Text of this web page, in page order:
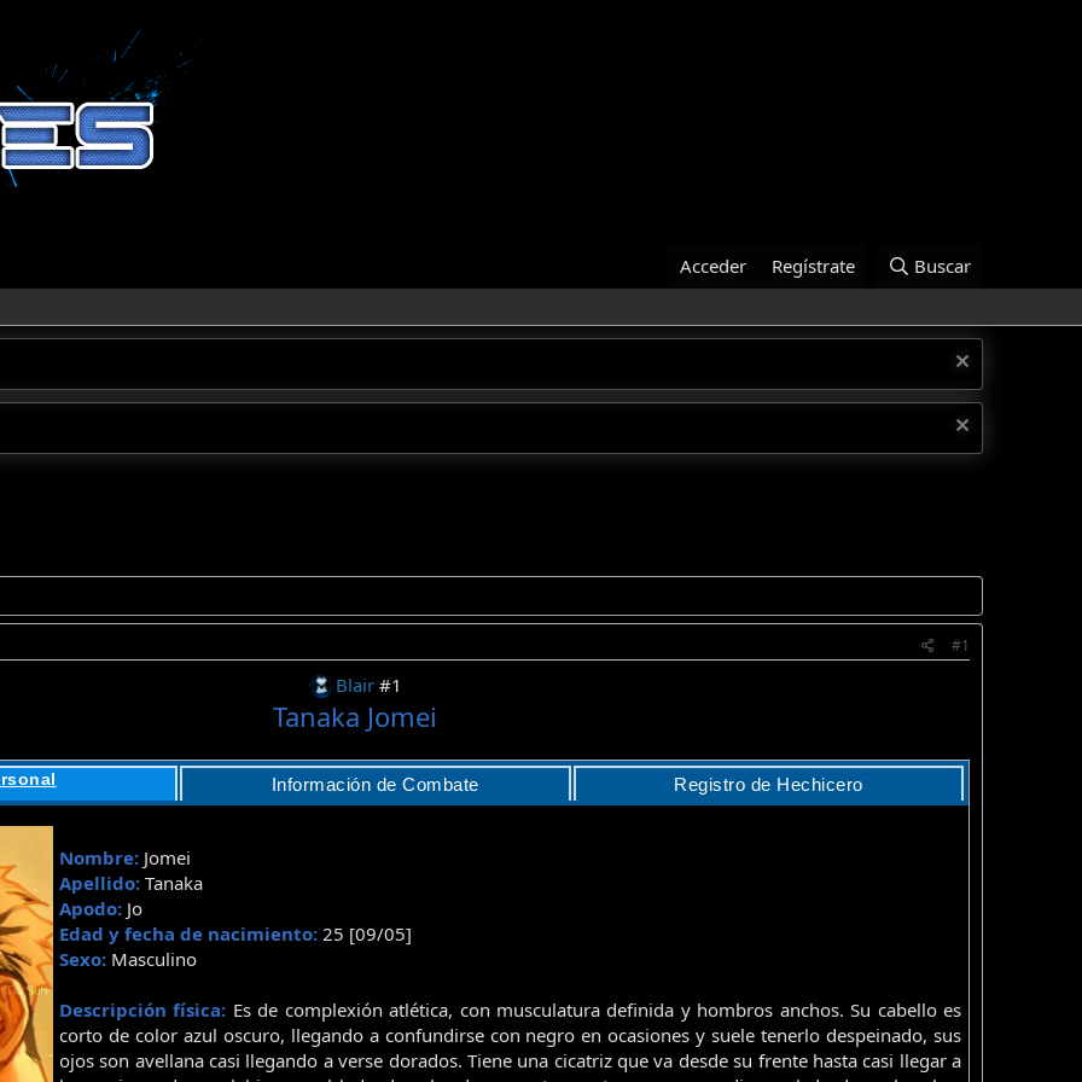
Acceder Regístrate Buscar
#1
Blair#1
Tanaka Jomei
Información de Combate Registro de Hechicero
Nombre: Jomei
Apellido: Tanaka
Apodo: Jo
Edad y fecha de nacimiento: 25 [09/05]
Sexo: Masculino
Descripción física: Es de complexión atlética, con musculatura definida y hombros anchos. Su cabello es
corto de color azul oscuro, llegando a confundirse con negro en ocasiones y suele tenerlo despeinado, sus
ojos son avellana casi llegando a verse dorados. Tiene una cicatriz que va desde su frente hasta casi llegar a